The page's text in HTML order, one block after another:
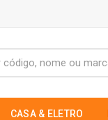
CASA & ELETRO